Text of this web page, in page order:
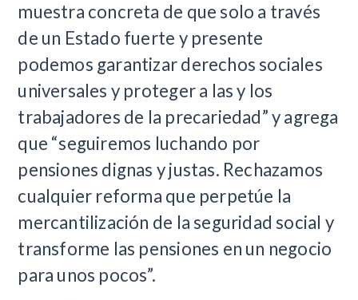
muestra concreta de que solo a través
de un Estado fuerte y presente
podemos garantizar derechos sociales
universales y proteger a las y los
trabajadores de la precariedad” y agrega
que “seguiremos luchando por
pensiones dignas y justas. Rechazamos
cualquier reforma que perpetúe la
mercantilización de la seguridad social y
transforme las pensiones en un negocio
para unos pocos”.